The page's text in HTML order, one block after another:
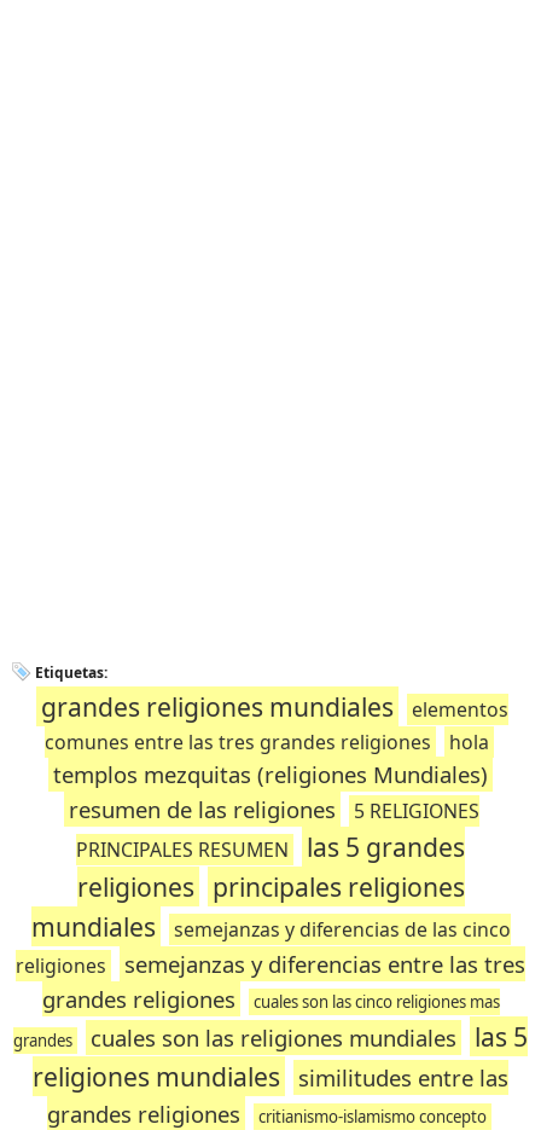
Etiquetas:
grandes religiones mundiales
elementos
comunes entre las tres grandes religiones
hola
templos mezquitas (religiones Mundiales)
resumen de las religiones
5 RELIGIONES
PRINCIPALES RESUMEN
las 5 grandes
religiones principales religiones
mundiales
semejanzas y diferencias de las cinco
religiones
semejanzas y diferencias entre las tres
grandes religiones
cuales son las cinco religiones mas
grandes
cuales son las religiones mundiales
las 5
religiones mundiales
similitudes entre las
grandes religiones
critianismo-islamismo concepto